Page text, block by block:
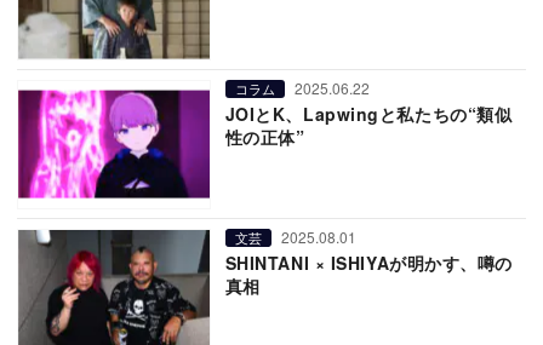
コラム 2025.06.22
JOIとK、Lapwingと私たちの“類似
性の正体”
文芸 2025.08.01
SHINTANI × ISHIYAが明かす、噂の
真相